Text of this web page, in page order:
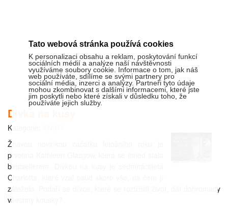
Dívka na kusy
Kategorie:
Žhavou novinkou začátku letošního roku je
prvotina Kathleen Glasgow, která se ihned stala
bestsellerem. Dívkou na kusy je sedmnáctiletá
Charlotta, které vzal osud skoro vše, na čem jí
záleželo. Podaří se dívce, které se roztříštil život, dát dohromady
všechny kousky?
Tato webová stránka používá cookies
K personalizaci obsahu a reklam, poskytování funkcí
sociálních médií a analýze naší návštěvnosti
využíváme soubory cookie. Informace o tom, jak náš
web používáte, sdílíme se svými partnery pro
sociální média, inzerci a analýzy. Partneři tyto údaje
mohou zkombinovat s dalšími informacemi, které jste
jim poskytli nebo které získali v důsledku toho, že
používáte jejich služby.